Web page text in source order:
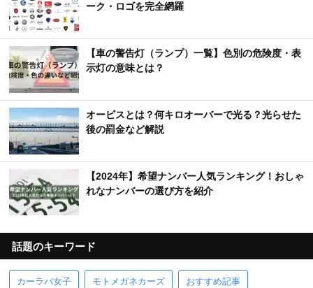
ーク・ロゴを完全網羅
【車の警告灯（ランプ）一覧】色別の危険度・表
示灯の意味とは？
オービスとは？何キロオーバーで光る？光らせた
後の罰金など解説
【2024年】希望ナンバー人気ランキング！おしゃ
れなナンバーの選び方を紹介
話題のキーワード
カーラバ女子 モトメガネカーズ おすすめ記事